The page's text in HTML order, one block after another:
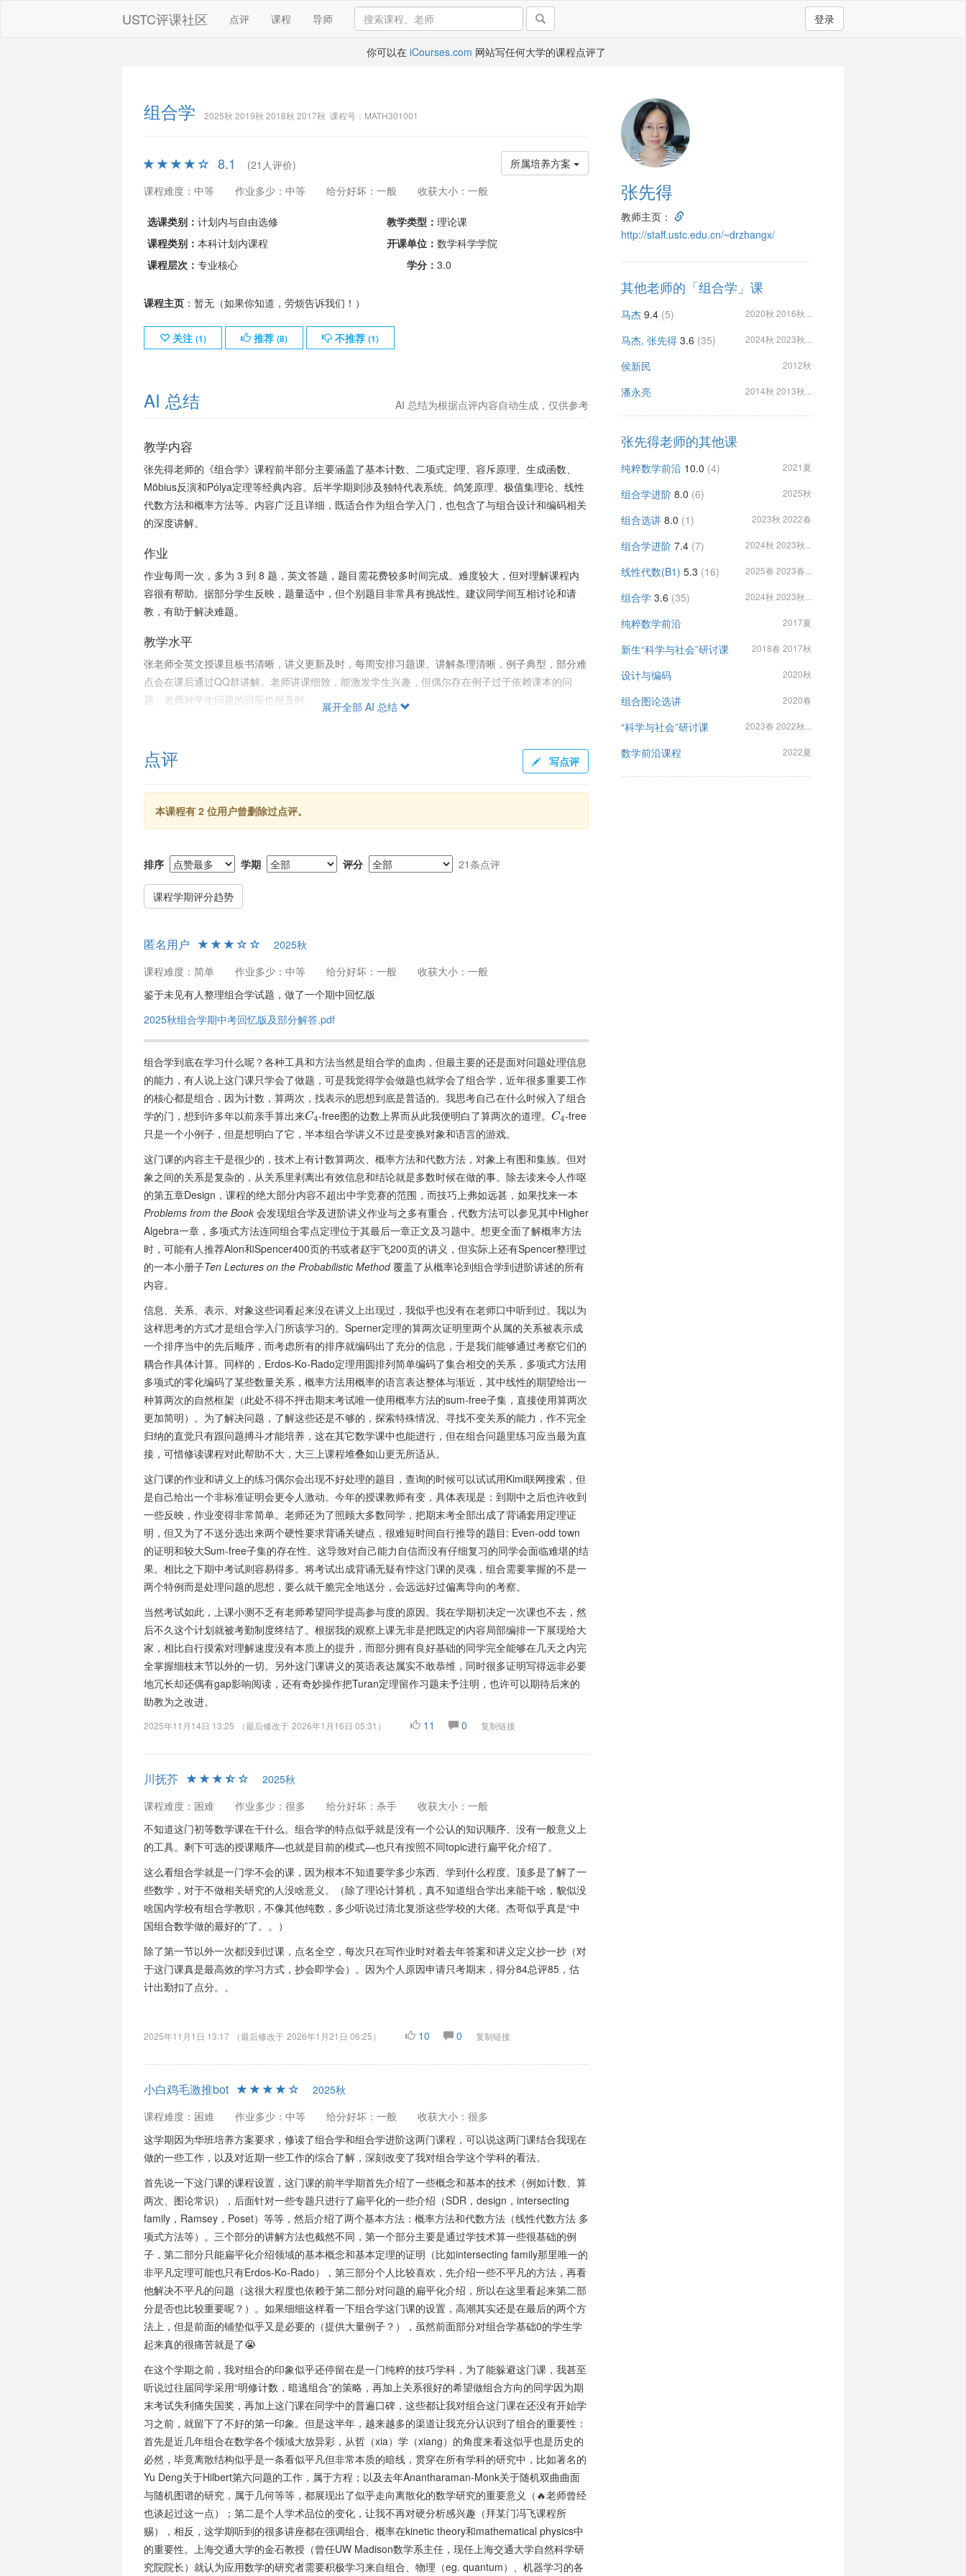
USTC评课社区 点评 课程 导师 登录
你可以在 iCourses.com 网站写任何大学的课程点评了
组合学 2025秋 2019秋 2018秋 2017秋 课程号：MATH301001
所属培养方案
8.1
(21人评价)
课程难度：中等
作业多少：中等 给分好坏：一般 收获大小：一般
选课类别： 计划内与自由选修 教学类型： 理论课
课程类别： 本科计划内课程 开课单位： 数学科学学院
课程层次： 专业核心 学分： 3.0
课程主页：暂无（如果你知道，劳烦告诉我们！）
关注 (1) 推荐 (8) 不推荐 (1)
AI 总结 AI 总结为根据点评内容自动生成，仅供参考
教学内容
张先得老师的《组合学》课程前半部分主要涵盖了基本计数、二项式定理、容斥原理、生成函数、
Möbius反演和Pólya定理等经典内容。后半学期则涉及独特代表系统、鸽笼原理、极值集理论、线性
代数方法和概率方法等。内容广泛且详细，既适合作为组合学入门，也包含了与组合设计和编码相关
的深度讲解。
作业
作业每周一次，多为 3 到 8 题，英文答题，题目需花费较多时间完成。难度较大，但对理解课程内
容很有帮助。据部分学生反映，题量适中，但个别题目非常具有挑战性。建议同学间互相讨论和请
教，有助于解决难题。
教学水平
张老师全英文授课且板书清晰，讲义更新及时，每周安排习题课。讲解条理清晰，例子典型，部分难
点会在课后通过QQ群讲解。老师讲课细致，能激发学生兴趣，但偶尔存在例子过于依赖课本的问
题。老师对学生问题的回应也很及时。
期中、期末考试难度适中，需认真掌握课堂内容，其中偶尔会出难题。作业占总评30%，需认真对
待。给分方面比较严格，部分学生反映调分幅度较小，优秀率较低，但也有实例显示，最终成绩根据
总结
结合。作业量较大且难度较高，但有助于深入理解课程内容。考试注重基本概念和应用，过程分较为
重要。虽然给分严格，但认真投入学习能得到不少收获。建议大二有余力的同学选修此课，并在选择
前试听几节课以确保适应。
展开全部 AI 总结
点评 写点评
本课程有 2 位用户曾删除过点评。
排序 学期 评分 21条点评
课程学期评分趋势
匿名用户
2025秋
课程难度：简单
作业多少：中等 给分好坏：一般
收获大小：一般
鉴于未见有人整理组合学试题，做了一个期中回忆版
2025秋组合学期中考回忆版及部分解答.pdf
组合学到底在学习什么呢？各种工具和方法当然是组合学的血肉，但最主要的还是面对问题处理信息
的能力，有人说上这门课只学会了做题，可是我觉得学会做题也就学会了组合学，近年很多重要工作
的核心都是组合，因为计数，算两次，找表示的思想到底是普适的。我思考自己在什么时候入了组合
学的门，想到许多年以前亲手算出来C4-free图的边数上界而从此我便明白了算两次的道理。 C4-free
只是一个小例子，但是想明白了它，半本组合学讲义不过是变换对象和语言的游戏。
这门课的内容主干是很少的，技术上有计数算两次、概率方法和代数方法，对象上有图和集族。但对
象之间的关系是复杂的，从关系里剥离出有效信息和结论就是多数时候在做的事。除去读来令人作呕
的第五章Design，课程的绝大部分内容不超出中学竞赛的范围，而技巧上弗如远甚，如果找来一本
Problems from the Book 会发现组合学及进阶讲义作业与之多有重合，代数方法可以参见其中Higher
Algebra一章，多项式方法连同组合零点定理位于其最后一章正文及习题中。想更全面了解概率方法
时，可能有人推荐Alon和Spencer400页的书或者赵宇飞200页的讲义，但实际上还有Spencer整理过
的一本小册子Ten Lectures on the Probabilistic Method覆盖了从概率论到组合学到进阶讲述的所有
内容。
信息、关系、表示、对象这些词看起来没在讲义上出现过，我似乎也没有在老师口中听到过。我以为
这样思考的方式才是组合学入门所该学习的。Sperner定理的算两次证明里两个从属的关系被表示成
一个排序当中的先后顺序，而考虑所有的排序就编码出了充分的信息，于是我们能够通过考察它们的
耦合作具体计算。同样的，Erdos-Ko-Rado定理用圆排列简单编码了集合相交的关系，多项式方法用
多项式的零化编码了某些数量关系，概率方法用概率的语言表达整体与渐近，其中线性的期望给出一
种算两次的自然框架（此处不得不抨击期末考试唯一使用概率方法的sum-free子集，直接使用算两次
更加简明）。为了解决问题，了解这些还是不够的，探索特殊情况、寻找不变关系的能力，作不完全
归纳的直觉只有跟问题搏斗才能培养，这在其它数学课中也能进行，但在组合问题里练习应当最为直
接，可惜修读课程对此帮助不大，大三上课程堆叠如山更无所适从。
这门课的作业和讲义上的练习偶尔会出现不好处理的题目，查询的时候可以试试用Kimi联网搜索，但
是自己给出一个非标准证明会更令人激动。今年的授课教师有变，具体表现是：到期中之后也许收到
一些反映，作业变得非常简单。老师还为了照顾大多数同学，把期末考全部出成了背诵套用定理证
明，但又为了不送分选出来两个硬性要求背诵关键点，很难短时间自行推导的题目: Even-odd town
的证明和较大Sum-free子集的存在性。这导致对自己能力自信而没有仔细复习的同学会面临难堪的结
果。相比之下期中考试则容易得多。将考试出成背诵无疑有悖这门课的灵魂，组合需要掌握的不是一
两个特例而是处理问题的思想，要么就干脆完全地送分，会远远好过偏离导向的考察。
当然考试如此，上课小测不乏有老师希望同学提高参与度的原因。我在学期初决定一次课也不去，然
后不久这个计划就被考勤制度终结了。根据我的观察上课无非是把既定的内容局部编排一下展现给大
家，相比自行摸索对理解速度没有本质上的提升，而部分拥有良好基础的同学完全能够在几天之内完
全掌握细枝末节以外的一切。另外这门课讲义的英语表达属实不敢恭维，同时很多证明写得远非必要
地冗长却还偶有gap影响阅读，还有奇妙操作把Turan定理留作习题未予注明，也许可以期待后来的
助教为之改进。
2025年11月14日 13:25 （最后修改于 2026年1月16日 05:31 ） 11 0 复制链接
川抚芥
2025秋
课程难度：困难
作业多少：很多 给分好坏：杀手
收获大小：一般
不知道这门初等数学课在干什么。组合学的特点似乎就是没有一个公认的知识顺序、没有一般意义上
的工具。剩下可选的授课顺序—也就是目前的模式—也只有按照不同topic进行扁平化介绍了。
这么看组合学就是一门学不会的课，因为根本不知道要学多少东西、学到什么程度。顶多是了解了一
些数学，对于不做相关研究的人没啥意义。（除了理论计算机，真不知道组合学出来能干啥，貌似没
啥国内学校有组合学教职，不像其他纯数，多少听说过清北复浙这些学校的大佬。杰哥似乎真是“中
国组合数学做的最好的”了。。）
除了第一节以外一次都没到过课，点名全空，每次只在写作业时对着去年答案和讲义定义抄一抄（对
于这门课真是最高效的学习方式，抄会即学会）。因为个人原因申请只考期末，得分84总评85，估
计出勤扣了点分。。
2025年11月1日 13:17 （最后修改于 2026年1月21日 06:25） 10 0 复制链接
小白鸡毛激推bot
2025秋
课程难度：困难
作业多少：中等 给分好坏：一般
收获大小：很多
这学期因为华班培养方案要求，修读了组合学和组合学进阶这两门课程，可以说这两门课结合我现在
做的一些工作，以及对近期一些工作的综合了解，深刻改变了我对组合学这个学科的看法。
首先说一下这门课的课程设置，这门课的前半学期首先介绍了一些概念和基本的技术（例如计数、算
两次、图论常识），后面针对一些专题只进行了扁平化的一些介绍（SDR，design，intersecting
family，Ramsey，Poset）等等，然后介绍了两个基本方法：概率方法和代数方法（线性代数方法 多
项式方法等）。三个部分的讲解方法也截然不同，第一个部分主要是通过学技术算一些很基础的例
子，第二部分只能扁平化介绍领域的基本概念和基本定理的证明（比如intersecting family那里唯一的
非平凡定理可能也只有Erdos-Ko-Rado），第三部分个人比较喜欢，先介绍一些不平凡的方法，再看
他解决不平凡的问题（这很大程度也依赖于第二部分对问题的扁平化介绍，所以在这里看起来第二部
分是否也比较重要呢？）。如果细细这样看一下组合学这门课的设置，高潮其实还是在最后的两个方
法上，但是前面的铺垫似乎又是必要的（提供大量例子？），虽然前面部分对组合学基础0的学生学
起来真的很痛苦就是了😭
在这个学期之前，我对组合的印象似乎还停留在是一门纯粹的技巧学科，为了能躲避这门课，我甚至
听说过往届同学采用“明修计数，暗逃组合”的策略，再加上关系很好的希望做组合方向的同学因为期
末考试失利痛失国奖，再加上这门课在同学中的普遍口碑，这些都让我对组合这门课在还没有开始学
习之前，就留下了不好的第一印象。但是这半年，越来越多的渠道让我充分认识到了组合的重要性：
首先是近几年组合在数学各个领域大放异彩，从哲（xia）学（xiang）的角度来看这似乎也是历史的
必然，毕竟离散结构似乎是一条看似平凡但非常本质的暗线，贯穿在所有学科的研究中，比如著名的
Yu Deng关于Hilbert第六问题的工作，属于方程；以及去年Anantharaman-Monk关于随机双曲曲面
与随机图谱的研究，属于几何等等，都展现出了似乎走向离散化的数学研究的重要意义（🔥老师曾经
也谈起过这一点）；第二是个人学术品位的变化，让我不再对硬分析感兴趣（拜某门冯飞课程所
赐），相反，这学期听到的很多讲座都在强调组合、概率在kinetic theory和mathematical physics中
的重要性。上海交通大学的金石教授（曾任UW Madison数学系主任，现任上海交通大学自然科学研
究院院长）就认为应用数学的研究者需要积极学习来自组合、物理（eg. quantum）、机器学习的各
张先得
教师主页：
http://staff.ustc.edu.cn/~drzhangx/
其他老师的「组合学」课
马杰 9.4 (5) 2020秋 2016秋...
马杰, 张先得 3.6 (35) 2024秋 2023秋...
侯新民 2012秋
潘永亮 2014秋 2013秋...
张先得老师的其他课
纯粹数学前沿 10.0 (4) 2021夏
组合学进阶 8.0 (6) 2025秋
组合选讲 8.0 (1) 2023秋 2022春
组合学进阶 7.4 (7) 2024秋 2023秋...
线性代数(B1) 5.3 (16) 2025春 2023春...
组合学 3.6 (35) 2024秋 2023秋...
纯粹数学前沿 2017夏
新生“科学与社会”研讨课 2018春 2017秋
设计与编码 2020秋
组合图论选讲 2020春
“科学与社会”研讨课 2023春 2022秋...
数学前沿课程 2022夏